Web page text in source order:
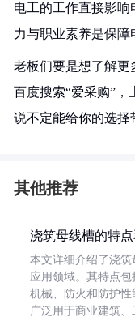
电工的工作直接影
力与职业素养是保障
老板们要是想了解更
百度搜索“爱采购”，
说不定能给你的选择
其他推荐
浇筑母线槽的特
本文详细介绍了浇筑
应用领域。其特点包
机械、防火和防护性
广泛用于商业建筑